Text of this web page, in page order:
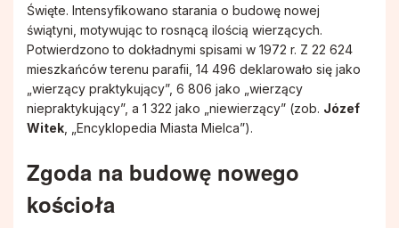
Święte. Intensyfikowano starania o budowę nowej
świątyni, motywując to rosnącą ilością wierzących.
Potwierdzono to dokładnymi spisami w 1972 r. Z 22 624
mieszkańców terenu parafii, 14 496 deklarowało się jako
„wierzący praktykujący”, 6 806 jako „wierzący
niepraktykujący”, a 1 322 jako „niewierzący” (zob. Józef
Witek , „Encyklopedia Miasta Mielca”).
Zgoda na budowę nowego
kościoła